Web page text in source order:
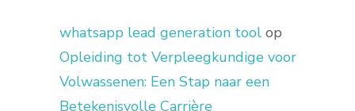
whatsapp lead generation tool op
Opleiding tot Verpleegkundige voor
Volwassenen: Een Stap naar een
Betekenisvolle Carrière